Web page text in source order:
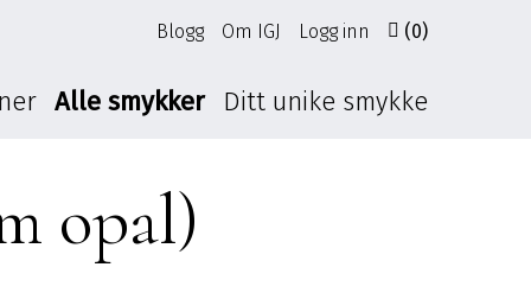
Blogg Om IGJ Logg inn (0)
Alle smykker Ditt unike smykke
opal)